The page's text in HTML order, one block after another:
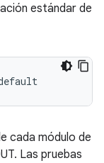
estándar de
cada módulo de
Las pruebas